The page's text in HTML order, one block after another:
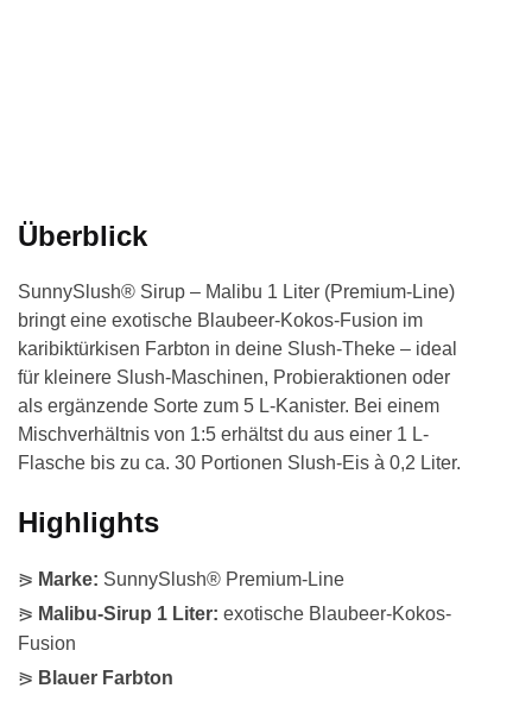
Überblick
SunnySlush® Sirup – Malibu 1 Liter (Premium-Line)
bringt eine exotische Blaubeer-Kokos-Fusion im
karibiktürkisen Farbton in deine Slush-Theke – ideal
für kleinere Slush-Maschinen, Probieraktionen oder
als ergänzende Sorte zum 5 L-Kanister. Bei einem
Mischverhältnis von 1:5 erhältst du aus einer 1 L-
Flasche bis zu ca. 30 Portionen Slush-Eis à 0,2 Liter.
Highlights
⪘ Marke: SunnySlush® Premium-Line
⪘ Malibu-Sirup 1 Liter: exotische Blaubeer-Kokos-
Fusion
⪘ Blauer Farbton